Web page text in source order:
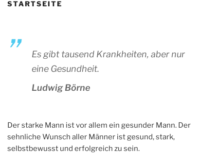
STARTSEITE
Es gibt tausend Krankheiten, aber nur
eine Gesundheit.
Ludwig Börne
Der starke Mann ist vor allem ein gesunder Mann. Der
sehnliche Wunsch aller Männer ist gesund, stark,
selbstbewusst und erfolgreich zu sein.